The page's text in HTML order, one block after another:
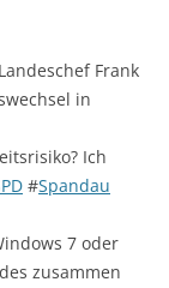
Frank
in
Ich
#Spandau
7 oder
zusammen